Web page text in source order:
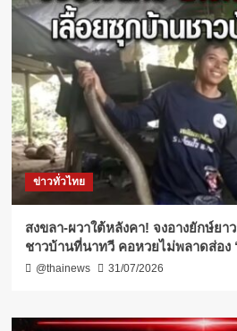
ข่าวทั่วไทย
สงขลา-ผวาใต้หลังคา! จงอางยักษ์ยา
ชาวบ้านที่นาทวี คอหวยไม่พลาดส่อง
@thainews 31/07/2026